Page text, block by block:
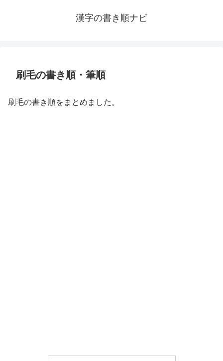
漢字の書き順ナビ
刷毛の書き順・筆順
刷毛の書き順をまとめました。